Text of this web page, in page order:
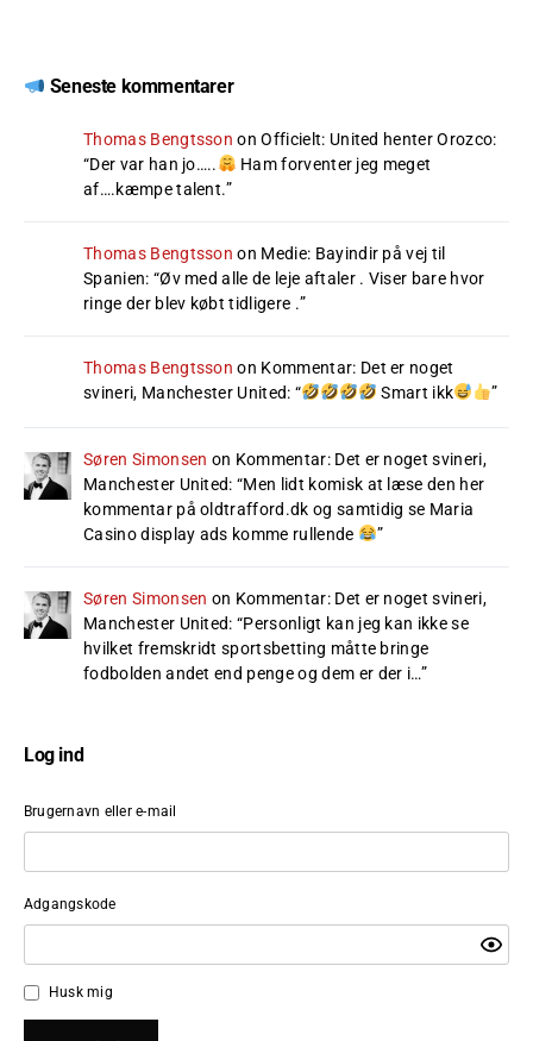
Seneste kommentarer
Thomas Bengtsson onOfficielt: United henter Orozco:
“Der var han jo…..
Ham forventer jeg meget
af….kæmpe talent.”
Thomas Bengtsson on Medie: Bayindir på vej til
Spanien: “Øv med alle de leje aftaler . Viser bare hvor
ringe der blev købt tidligere .”
Thomas Bengtsson on Kommentar: Det er noget
svineri, Manchester United: “ Smart ikk ”
Søren Simonsen on Kommentar: Det er noget svineri,
Manchester United: “Men lidt komisk at læse den her
kommentar på oldtrafford.dk og samtidig se Maria
Casino display ads komme rullende
”
Søren Simonsen on Kommentar: Det er noget svineri,
Manchester United: “Personligt kan jeg kan ikke se
hvilket fremskridt sportsbetting måtte bringe
fodbolden andet end penge og dem er der i…”
Log ind
Brugernavn eller e-mail
Adgangskode
Husk mig